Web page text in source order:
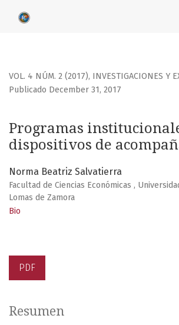
Programas institucionales,
VOL. 4 NÚM. 2 (2017), INVESTIGACIONES Y
Programas
dispositivos de
Publicado December 31, 2017
Norma Beatriz Salvatierra
Facultad de Ciencias Económicas ,
Lomas de Zamora
Bio
PDF
Resumen